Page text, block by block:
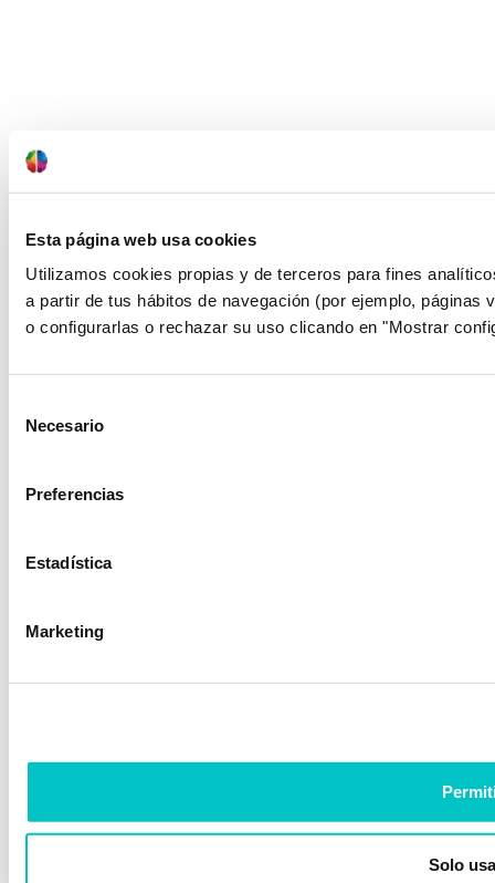
Esta página web usa cookies
Utilizamos cookies propias y de terceros para fines
a partir de tus hábitos de navegación (por ejemplo,
o configurarlas o rechazar su uso clicando en "Mostrar
Necesario
Preferencias
Estadística
Marketing
Solo